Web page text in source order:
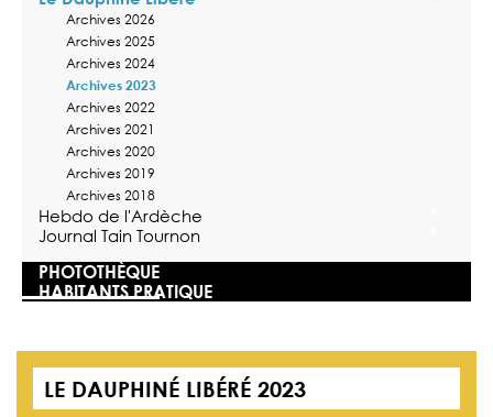
Archives 2026
Archives 2025
Archives 2024
Archives 2023
Archives 2022
Archives 2021
Archives 2020
Archives 2019
Archives 2018
Hebdo de l'Ardèche
Journal Tain Tournon
PHOTOTHÈQUE
HABITANTS PRATIQUE
LE DAUPHINÉ LIBÉRÉ 2023